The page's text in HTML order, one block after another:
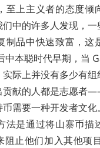
至上主义者的态度倾
们中的许多人发现，
制品中快速致富，这
中本聪时代早期，当
际上并没有多少有组
贡献的人都是志愿者
需要一种开发者文
法是通过将山寨币描
阻止他们加入其他项